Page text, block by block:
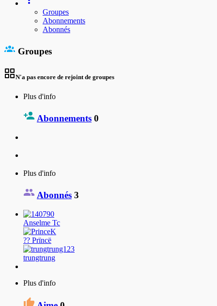
Groupes
Abonnements
Abonnés
Groupes
N'a pas encore de rejoint de groupes
Plus d'info
Abonnements 0
Plus d'info
Abonnés 3
Anselme Tc
?? Prïncë
trungtrung
Plus d'info